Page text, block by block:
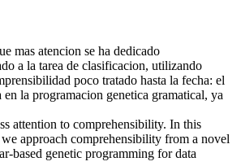
mas atencion se ha dedicado
a la tarea de clasificacion, utilizando
poco tratado hasta la fecha: el
en la programacion genetica gramatical, ya
attention to comprehensibility. In this
approach comprehensibility from a novel
based genetic programming for data